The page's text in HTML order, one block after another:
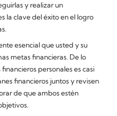
y realizar un
la clave del éxito en el logro
esencial que usted y su
metas financieras. De lo
personales es casi
financieros juntos y revisen
de que ambos estén